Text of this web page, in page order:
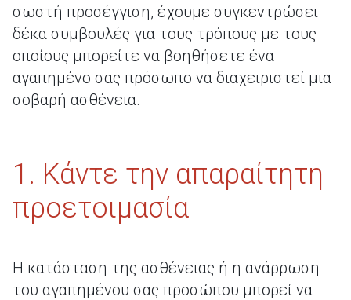
σωστή προσέγγιση, έχουμε συγκεντρώσει
δέκα συμβουλές για τους τρόπους με τους
οποίους μπορείτε να βοηθήσετε ένα
αγαπημένο σας πρόσωπο να διαχειριστεί μια
σοβαρή ασθένεια.
1. Κάντε την απαραίτητη
προετοιμασία
Η κατάσταση της ασθένειας ή η ανάρρωση
του αγαπημένου σας προσώπου μπορεί να